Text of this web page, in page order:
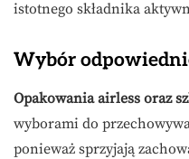
istotnego składnika
Wybór
Opakowania airless oraz
wyborami do
ponieważ sprzyjają